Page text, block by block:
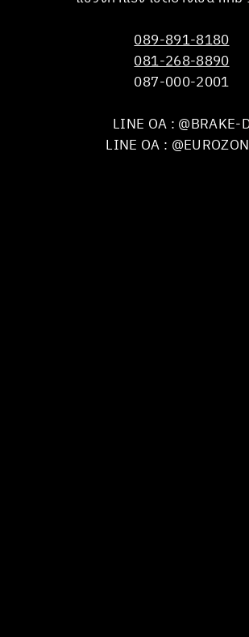
089-891-8180
081-268-8890
087-000-2001
LINE OA : @BRAKE-
LINE OA :